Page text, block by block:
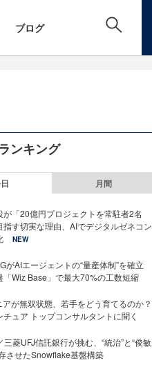
ブログ
ンキング
月間
が「20億円プロジェクトを常駐者2名
指す切実な理由、AIでデジタルゼネコン
NEW
がAIエージェントの“量産体制”を確立
「Wiz Base」で最大70%の工数短縮
アが無双状態、若手をどう育てるのか？
チュア トップコンサルタントに聞く
三菱UFJ信託銀行が挑む、“統治”と“俊敏
させたSnowflake基盤構築